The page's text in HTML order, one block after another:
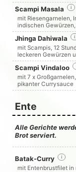
Scampi Masala i
mit Riesengarnelen,
indischen
Jhinga Dahiwala i
mit Scampis, 12
leckeren Gewürzen
Scampi Vindaloo
mit 7 x
pikanter Currysauce
Ente
Alle Gerichte
Brot serviert.
Batak-Curry i
mit Entenbrustfilet